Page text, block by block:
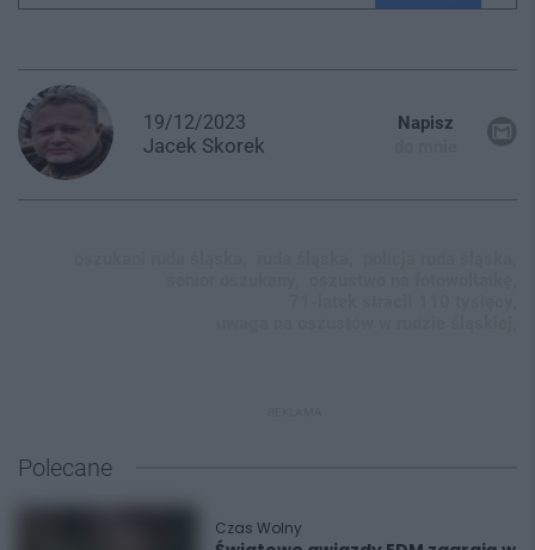
19/12/2023
Jacek Skorek
Napisz
Polecane
Czas Wolny